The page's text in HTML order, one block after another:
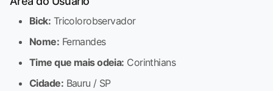
Bick: Tricolorobservador
Nome: Fernandes
Time que mais odeia: Corinthians
Cidade: Bauru / SP